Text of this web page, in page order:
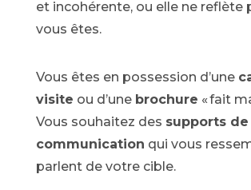
et incohérente, ou elle ne reflète
vous êtes.
Vous êtes en possession d’une
visite ou d’une brochure « fait
Vous souhaitez des supports de
communication qui vous
parlent de votre cible.